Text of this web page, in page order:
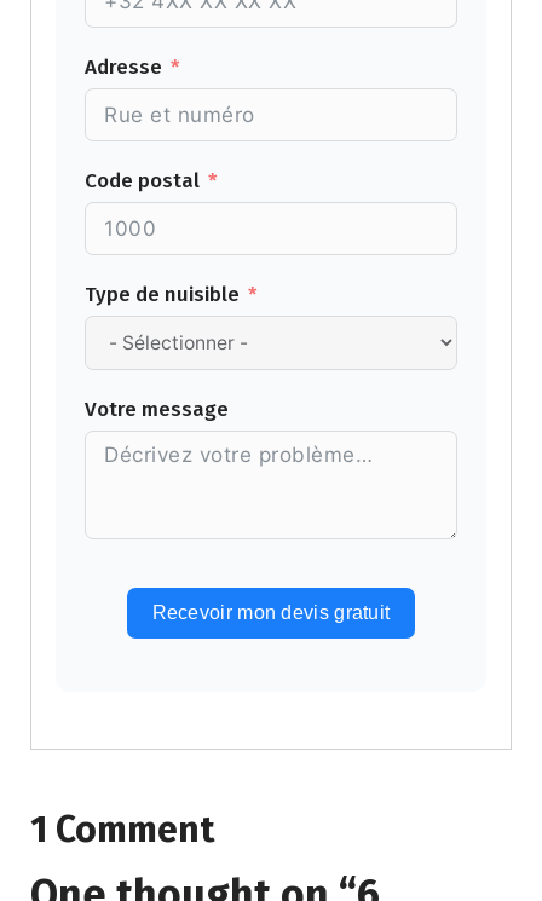
Adresse
Code postal
Type de nuisible
Votre message
Recevoir mon devis gratuit
1 Comment